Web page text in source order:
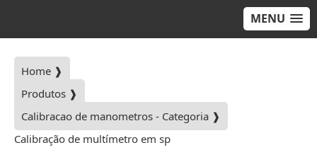
MENU
Home ❱
Produtos ❱
Calibracao de manometros - Categoria ❱
Calibração de multímetro em sp